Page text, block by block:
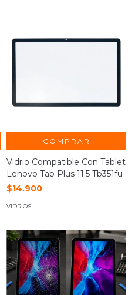
COMPRAR
Vidrio Compatible Con Tablet
Lenovo Tab Plus 11.5 Tb351fu
$14.900
VIDRIOS